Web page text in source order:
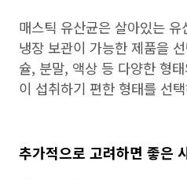
매스틱 유산균은 살아있는
냉장 보관이 가능한 제품을
슐, 분말, 액상 등 다양한 형
이 섭취하기 편한 형태를 선
추가적으로 고려하면 좋은